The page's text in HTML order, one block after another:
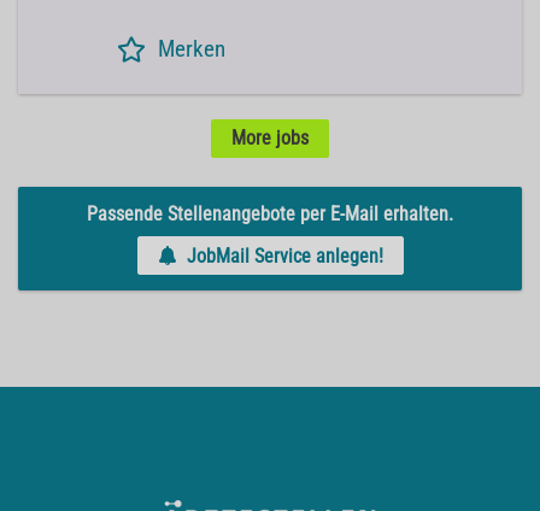
Merken
More jobs
Passende Stellenangebote per E-Mail erhalten.
JobMail Service anlegen!